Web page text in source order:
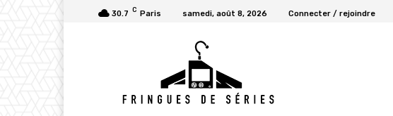
30.7 C Paris samedi, août 8, 2026 Connecter / rejoindre